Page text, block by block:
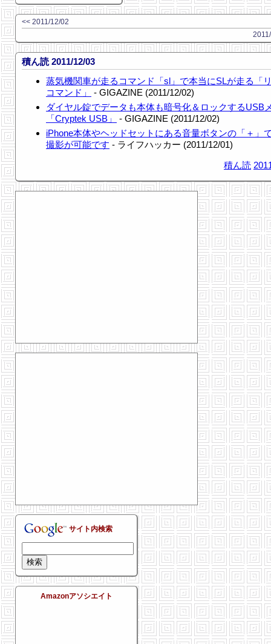
<< 2011/12/02
積ん読 2011/12/03
蒸気機関車が走るコマンド「sl」で本当にSLが走る「
コマンド」
- GIGAZINE (2011/12/02)
ダイヤル錠でデータも本体も暗号化＆ロックするUSB
「Cryptek USB」
- GIGAZINE (2011/12/02)
iPhone本体やヘッドセットにある音量ボタンの「＋」
撮影が可能です - ライフハッカー (2011/12/01)
積ん読
サイト内検索
Amazonアソシエイト